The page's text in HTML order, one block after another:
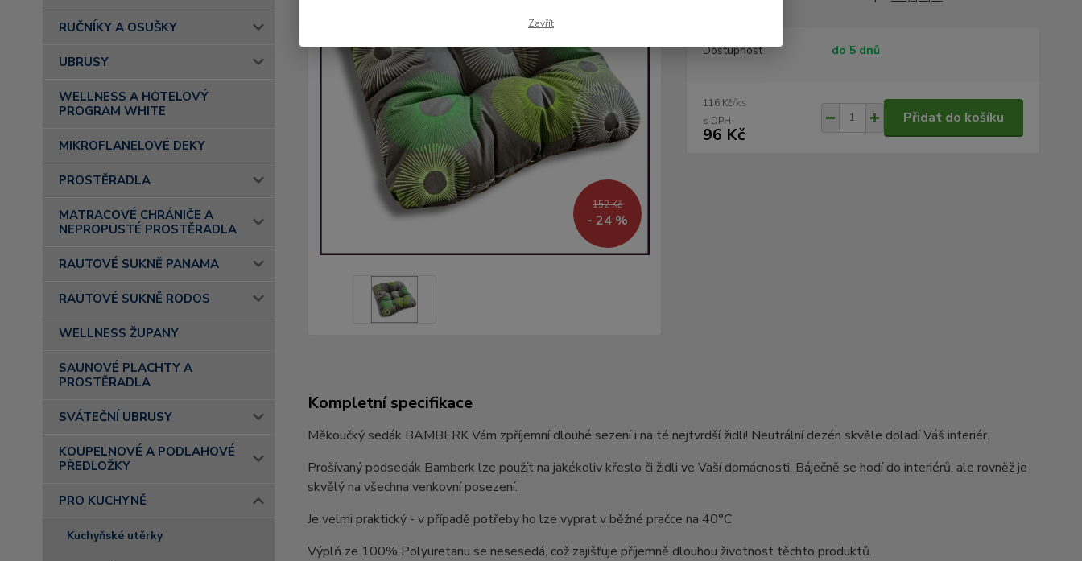
RUČNÍKY A OSUŠKY
UBRUSY
WELLNESS A HOTELOVÝ
PROGRAM WHITE
MIKROFLANELOVÉ DEKY
PROSTĚRADLA
MATRACOVÉ CHRÁNIČE A
NEPROPUSTÉ PROSTĚRADLA
RAUTOVÉ SUKNĚ PANAMA
RAUTOVÉ SUKNĚ RODOS
WELLNESS ŽUPANY
SAUNOVÉ PLACHTY A
PROSTĚRADLA
SVÁTEČNÍ UBRUSY
KOUPELNOVÉ A PODLAHOVÉ
PŘEDLOŽKY
PRO KUCHYNĚ
Kuchyňské utěrky
152 Kč
- 24 %
Dostupnost do 5 dnů
116 Kč/ks
96 Kč
Přidat do košíku
Kompletní specifikace
Měkoučký sedák BAMBERK Vám zpříjemní dlouhé sezení i na té nejtvrdší židli! Neutrální dezén skvěle doladí Váš interiér.
Prošívaný podsedák Bamberk lze použít na jakékoliv křeslo či židli ve Vaší domácnosti. Báječně se hodí do interiérů, ale rovněž je
skvělý na všechna venkovní posezení.
Je velmi praktický - v případě potřeby ho lze vyprat v běžné pračce na 40°C
Výplň ze 100% Polyuretanu se nesesedá, což zajišťuje příjemně dlouhou životnost těchto produktů.
Zavřít